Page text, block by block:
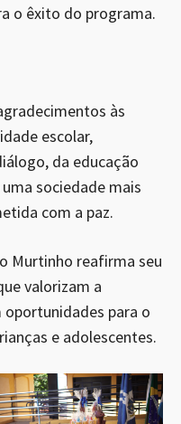
o êxito do programa.
às
escolar,
da educação
sociedade mais
com a paz.
Murtinho reafirma seu
valorizam a
para o
e adolescentes.